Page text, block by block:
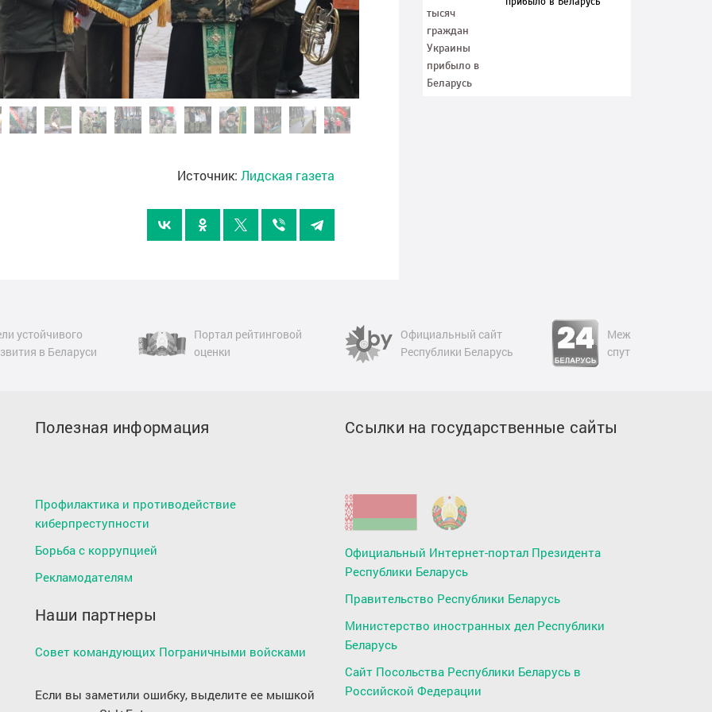
Источник: Лидская газета
устойчивого
в Беларуси
Портал рейтинговой
оценки
Официальный сайт
Республики Беларусь
Международный
спутниковый
Полезная информация
Профилактика и противодействие
киберпреступности
Борьба с коррупцией
Рекламодателям
Наши партнеры
Совет командующих Пограничными войсками
Если вы заметили ошибку, выделите ее мышкой
Ссылки на государственные сайты
Официальный Интернет-портал Президента
Республики Беларусь
Правительство Республики Беларусь
Министерство иностранных дел Республики
Беларусь
Сайт Посольства Республики Беларусь в
Российской Федерации